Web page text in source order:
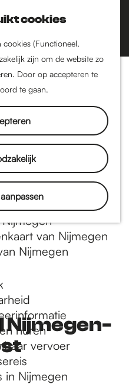
cookies
cookies (Functioneel,
zijn om de website zo
Door op accepteren te
te gaan.
Nieuw-West
stad van
tijdlijn
Limes
van Nijmegen
van Nijmegen
Nijmegen
huren
vervoer
in Nijmegen
Nijmegen-